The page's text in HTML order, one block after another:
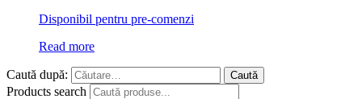
Disponibil pentru pre-comenzi
Read more
Caută după:
Products search